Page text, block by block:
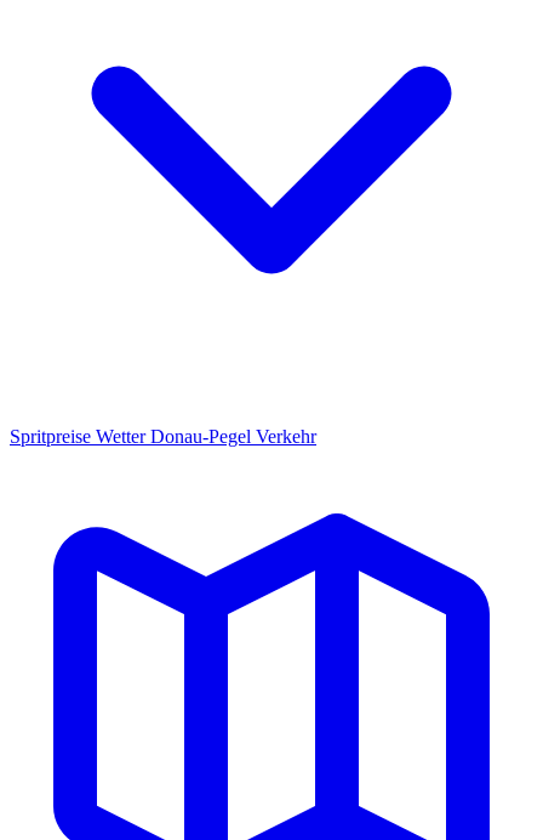
Spritpreise WetterDonau-Pegel Verkehr